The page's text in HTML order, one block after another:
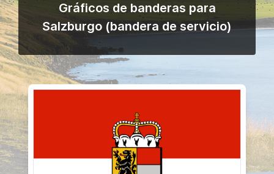
Gráficos de banderas para
Salzburgo (bandera de servicio)